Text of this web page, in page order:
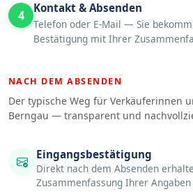
4 Kontakt & Absenden
Telefon oder E-Mail — Sie
Bestätigung mit Ihrer
NACH DEM ABSENDEN
Der typische Weg für Verkäuferinnen
Berngau — transparent und
Eingangsbestätigung
Direkt nach dem Absenden
Zusammenfassung Ihrer Angaben